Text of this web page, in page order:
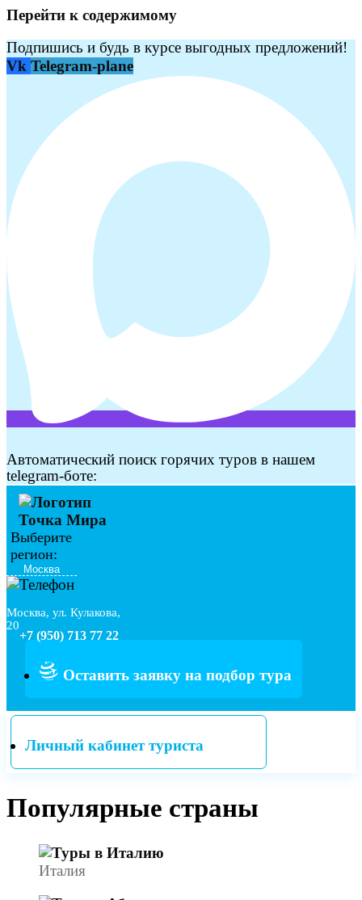
Перейти к содержимому
Подпишись и будь в курсе выгодных предложений!
Vk Telegram-plane
Автоматический поиск горячих туров в нашем
telegram-боте:
Выберите
регион:
Москва, ул. Кулакова,
20
+7 (950) 713 77 22
Оставить заявку на подбор тура
Личный кабинет туриста
Популярные страны
Италия